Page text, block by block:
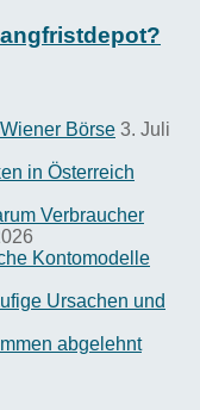
Börse 3. Juli
in Österreich
Verbraucher
Kontomodelle
Ursachen und
abgelehnt